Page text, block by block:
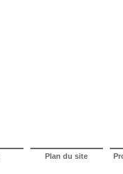
Plan du site